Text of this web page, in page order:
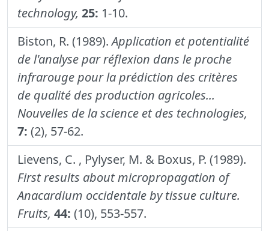
technology, 25: 1-10.
Biston, R. (1989).Application et potentialité
de l'analyse par réflexion dans le proche
infrarouge pour la prédiction des critères
de qualité des production agricoles...
Nouvelles de la science et des technologies,
7: (2), 57-62.
Lievens, C. , Pylyser, M. & Boxus, P. (1989).
First results about micropropagation of
Anacardium occidentale by tissue culture.
Fruits, 44: (10), 553-557.